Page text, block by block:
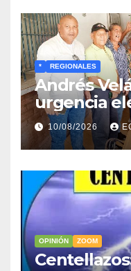
* REGIONALES
Andrés
urgencia
«Sin
habrá
10/08/2026
OPINIÓN ZOOM